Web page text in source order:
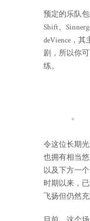
预定的乐队
Shift、
deVience，
剧，所以你
练。
令这位长期
也拥有相当
以及下方一
时期以来，
飞扬但仍然